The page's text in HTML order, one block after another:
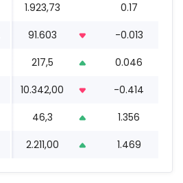
1.923,73 0.17
91.603 -0.013
217,5 0.046
10.342,00 -0.414
46,3 1.356
2.211,00 1.469